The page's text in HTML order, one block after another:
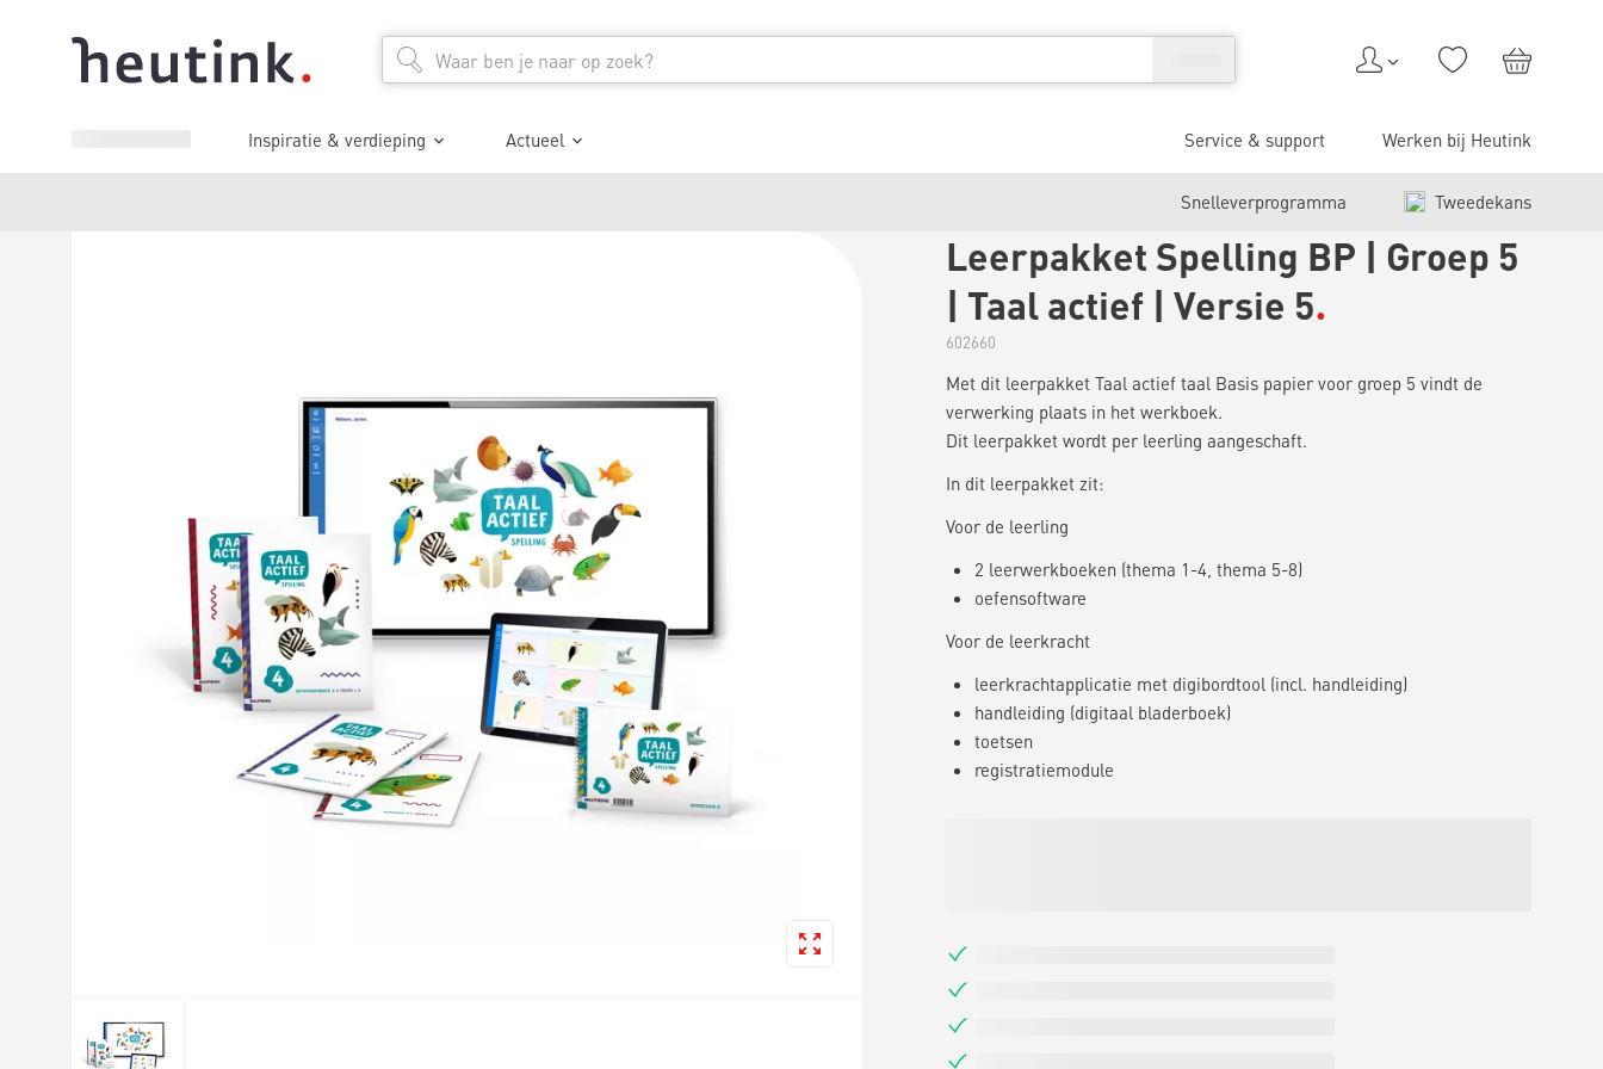
Inspiratie & verdieping Actueel Service & support Werken bij Heutink
Snelleverprogramma Tweedekans
Leerpakket Spelling BP | Groep 5
| Taal actief | Versie 5
602660
Met dit leerpakket Taal actief taal Basis papier voor groep 5 vindt de
verwerking plaats in het werkboek.
Dit leerpakket wordt per leerling aangeschaft.
In dit leerpakket zit:
Voor de leerling
2 leerwerkboeken (thema 1-4, thema 5-8)
oefensoftware
Voor de leerkracht
leerkrachtapplicatie met digibordtool (incl. handleiding)
handleiding (digitaal bladerboek)
toetsen
registratiemodule